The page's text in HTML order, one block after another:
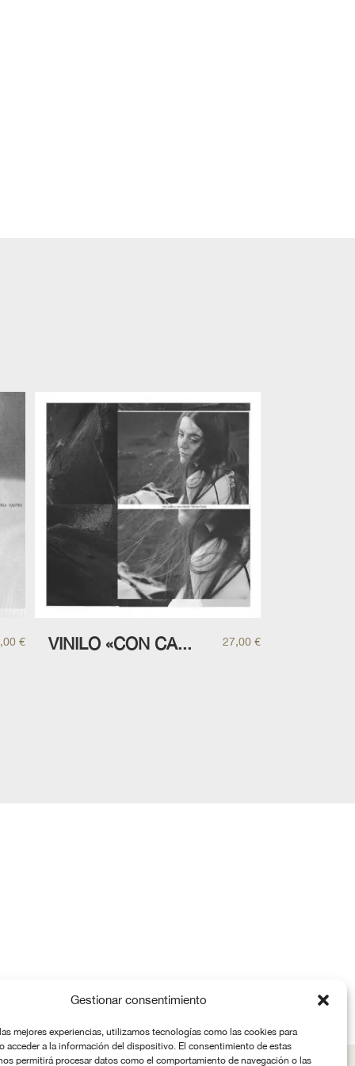
Gestionar consentimiento
mejores experiencias, utilizamos tecnologías como las cookies para
acceder a la información del dispositivo. El consentimiento de estas
permitirá procesar datos como el comportamiento de navegación o las
€ VINILO «CON CA... 27,00€